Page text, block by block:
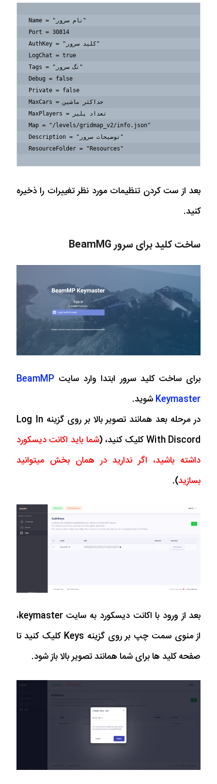
Name = "نام سرور"
Port = 30814
AuthKey = "کلید سرور"
LogChat = true
Tags = "تگ سرور"
Debug = false
Private = false
MaxCars = حداکثر ماشین
MaxPlayers = تعداد پلیر
Map = "/levels/gridmap_v2/info.json"
Description = "توضیحات سرور"
ResourceFolder = "Resources"
بعد از ست کردن تنظیمات مورد نظر تغییرات را ذخیره
کنید.
ساخت کلید برای سرور BeamMG
برای ساخت کلید سرور ابتدا وارد سایتBeamMP
Keymaster شوید.
در مرحله بعد همانند تصویر بالا بر روی گزینه Log In
With Discord کلیک کنید، (
شما باید اکانت دیسکورد
داشته باشید، اگر ندارید در همان بخش میتوانید
بسازید).
بعد از ورود با اکانت دیسکورد به سایت keymaster،
از منوی سمت چپ بر روی گزینه Keys کلیک کنید تا
صفحه کلید ها برای شما همانند تصویر بالا باز شود.